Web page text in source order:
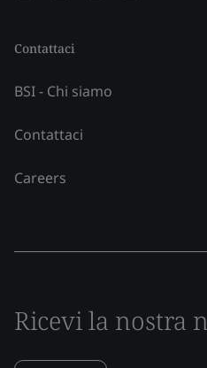
Contattaci
BSI - Chi siamo
Contattaci
Careers
Ricevi la nostra